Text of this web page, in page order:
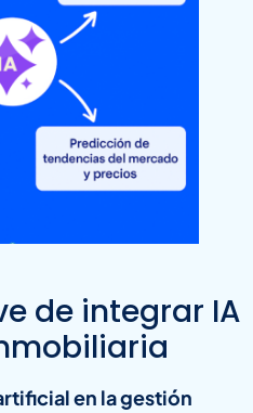
de integrar IA
en la gestión